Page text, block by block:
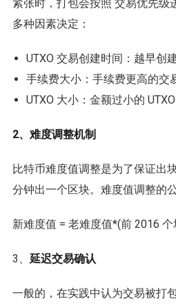
紧张时，打包会按照 交易优先级
多种因素决定：
UTXO 交易创建时间：越早创
手续费大小：手续费更高的交
UTXO 大小：金额过小的
2、难度调整机制
比特币难度值调整是为了保证出
分钟出一个区块。难度值调整的
新难度值 = 老难度值*(前 2016
3、 延迟交易确认
一般的，在实践中认为交易被打